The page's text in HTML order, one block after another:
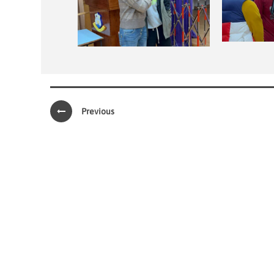
Previous